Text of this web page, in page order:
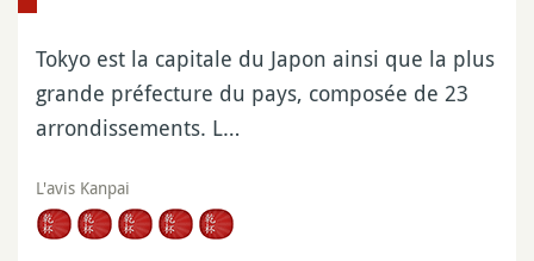
Tokyo est la capitale du Japon ainsi que la plus
grande préfecture du pays, composée de 23
arrondissements. L…
L'avis Kanpai